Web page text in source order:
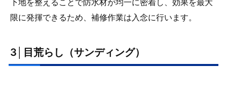
限に発揮できるため、補修作業は入念に行います。
3│目荒らし（サンディング）